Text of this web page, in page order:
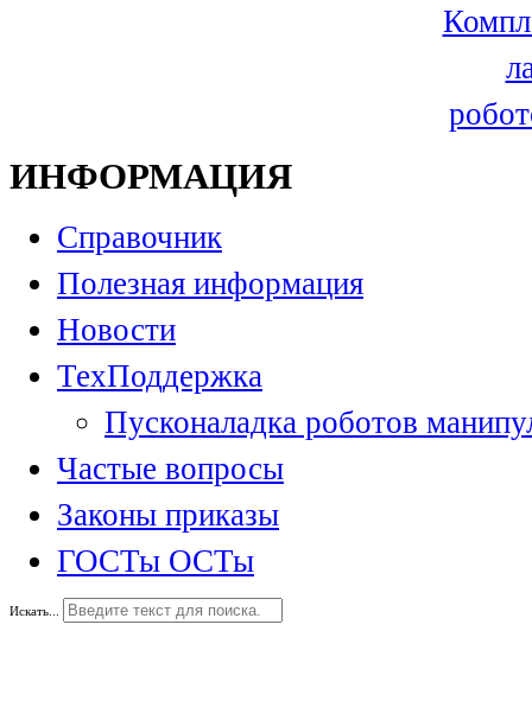
ИНФОРМАЦИЯ
Справочник
Полезная информация
Новости
ТехПоддержка
Пусконаладка роботов
Частые вопросы
Законы приказы
ГОСТы ОСТы
Искать...